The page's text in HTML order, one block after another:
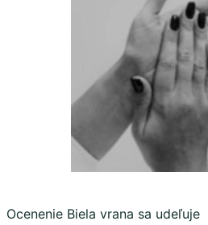
Ocenenie Biela vrana sa